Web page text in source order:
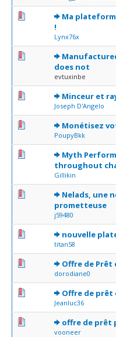
Ma
!
Lynx76x
0 Votes - 0 sur 5 en
12345
does not
evtuxinbe
0 Votes - 0 sur 5 en
12345
Minceur et
Joseph D'Angelo
0 Votes - 0 sur 5 en
12345
Monétisez
PoupyBkk
0 Votes - 0 sur 5 en
12345
Myth
throughout
Gillikin
0 Votes - 0 sur 5 en
12 345
Nelads, une
prometteuse
j59480
0 Votes - 0 sur 5 en
123 5
nouvelle
titan58
1 Votes - 5 sur 5
12345
Offre de
dorodiane0
0 Votes - 0 sur 5 en
12 345
Offre de
Jeanluc36
0 Votes - 0 sur 5 en
12 345
offre de prêt
vooneer
0 Votes - 0 sur 5 en
1234 5